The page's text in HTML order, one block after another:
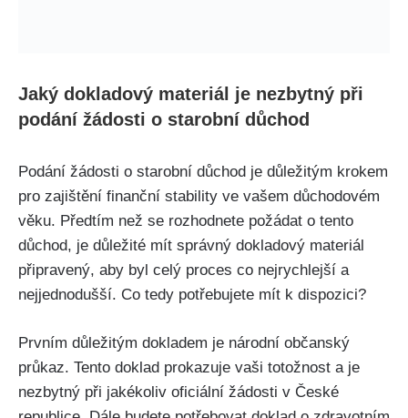
Jaký dokladový materiál je nezbytný při
podání žádosti o starobní důchod
Podání žádosti o starobní důchod je důležitým krokem
pro zajištění finanční stability ve vašem důchodovém
věku. Předtím než se rozhodnete požádat o tento
důchod, je důležité mít správný dokladový materiál
připravený, aby byl celý proces co nejrychlejší a
nejjednodušší. Co tedy potřebujete mít k dispozici?
Prvním důležitým dokladem je národní občanský
průkaz. Tento doklad prokazuje vaši totožnost a je
nezbytný při jakékoliv oficiální žádosti v České